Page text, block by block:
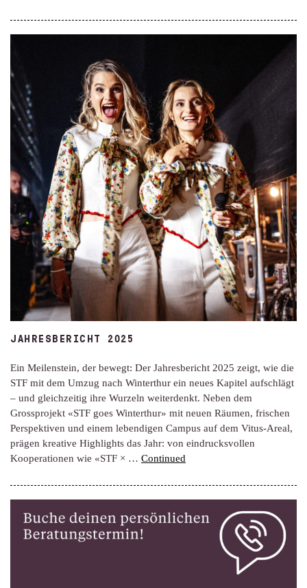
JAHRESBERICHT 2025
Ein Meilenstein, der bewegt: Der Jahresbericht 2025 zeigt, wie die
STF mit dem Umzug nach Winterthur ein neues Kapitel aufschlägt
– und gleichzeitig ihre Wurzeln weiterdenkt. Neben dem
Grossprojekt «STF goes Winterthur» mit neuen Räumen, frischen
Perspektiven und einem lebendigen Campus auf dem Vitus-Areal,
prägen kreative Highlights das Jahr: von eindrucksvollen
Kooperationen wie «STF × … Continued